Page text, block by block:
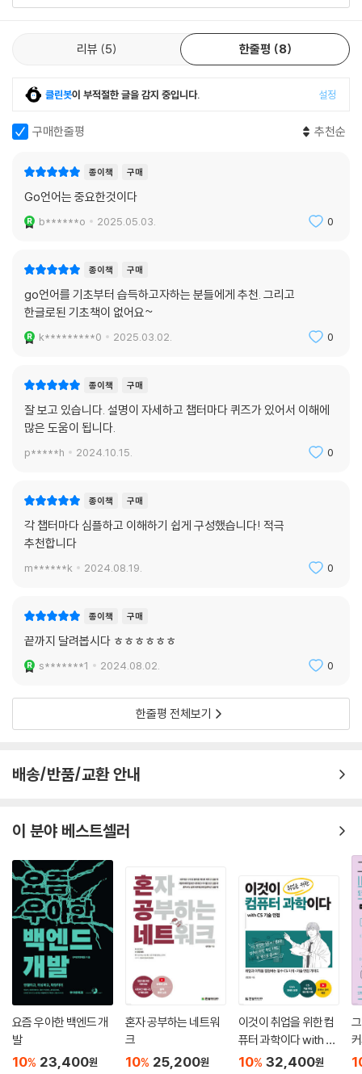
__18.1 인터페이스
__18.3 덕 타이핑
__18.5 인터페이스 변환하기
19 함수 고급편
__19.2 defer 지연 실행
__19.4 함수 리터럴
__20.1 리스트
__20.3 맵
__20.4 맵의 원리
핵심 요약 / 연습문제
21 에러 핸들링
__21.2 에러 타입
__21.3 패닉
핵심 요약 / 연습문제
22 고루틴과 동시성 프로그래밍
__22.2 고루틴 사용
__22.3 고루틴의 동작 방법
__22.5 뮤텍스를 이용한 동시성 문제 해결
__22.7 또 다른 자원 관리 기법
핵심 요약 / 연습문제
23 채널과 컨텍스트
핵심 요약 / 연습문제
24 제네릭 프로그래밍
__24.1 제네릭 프로그래밍 소개
__24.2 제네릭 함수
__24.3 제네릭 타입
__24.4 언제 제네릭 프로그래밍을 사용해야 하는가?
__24.5 제네릭을 사용해 만든 유용한 기본 패키지
핵심 요약 / 연습문제
25 [Project] 단어 검색 프로그램 만들기 ★★☆☆
__25.1 해법
__25.2 사전 지식
〈Stack Overflow Developer Survey 2023〉에 따르면 일반적으로 사
어 10위에 올랐습니다. 앞선 2020년에는 Go 언어는 사랑받는 언어 5위,
르기도 했습니다. 2024년 1분기 기준으로 깃허브에서 풀 리퀘스트가 많
위이며, 매년 순위가 상승 중입니다.
[Q] Go 언어, 열심히 활용하는 기업이나 프로젝트를 알려주세요.
로 구글에서
만든 마이크로서비스 오케스트레이션 시스템인 쿠버네티스가 있습니다.
구글 외 프로젝트에서는 컨테이너 시스템인 도커와 분산 DB 시스템인 코
크로치DB(CockroachDB)를 들 수 있습니다. 특히 드롭박스는 많은 버
그와 성능상 문제를 해결하려고 기존 파이썬에서 Go 언어로 전면 교체를
다. 손쉽게 마이크로서비스를 만들 수 있어서 마이크로서비스 시스템을 사
용하는 스타트업에서 인기가 높습니다.
됩니다. 특히 시스템 프로그래밍과 백엔드 프로그래밍에 많이 사용됩니다.
Go 언어는 쉽고 예외 상황이 적은 문법과 빠른 성능을 제공합니다. 2009
년에 발표된 이후 10년 넘게 일관되고 쉬운 문법이라는 기조를 유지해왔
습니다. 이런 특징 덕분에 빠른 개발이 필요한 스타트업과 높은 성능이 필
[Q] 마지막으로 독자께 깨알 책 자랑 부탁드립니다.
[A] 영광스럽게도 이 책은 2021년 세종도서 학술 부문에 선정되었습니다.
중학생 때 처음 프로그래밍 C 언어를 독학했습니다. 그 시절 멘토도 없이
말이죠. 중학생이던 나와 같은 처지에 있는 분께 올바르고 따뜻한 길을 제
Go 언어 1등 유튜버 Tucker가 더 체계적으로 Go 언어를 알려줍니다. 문
것이 목표입니다. Go 언어에 입문해, 네트워크 서버 프로그래밍과 성능 점
검과 개선 방법까지 안내해드립니다. 포기하지 않고 예제 하나하나를 타이
핑해가며 공부하면 반드시 목표를 달성할 수 있게 구성했습니다.
_1단계 가볍게 Go 입문하기
Go 언어 기본 문법을 알아봅시다. 기초가 튼튼해야 견고한 건축물을 지을
수 있듯 기본 문법을 제대로 익혀야 훌륭한 코드를 짤 수 있습니다. 1단계
끝에서는 ★ 하나 수준 초간단 프로젝트로 ‘숫자 맞추기’ 프로그램을 만들
어보며 마무리하겠습니다.
_2단계 고급 기법으로 Go 레벨업하기
리뷰 5 한줄평 8
클린봇이 부적절한 글을 감지 중입니다. 설정
구매한줄평 추천순
종이책 구매
Go언어는 중요한것이다
b******o 2025.05.03. 0
종이책 구매
go언어를 기초부터 습득하고자하는 분들에게 추천. 그리고
한글로된 기초책이 없어요~
k*********0 2025.03.02. 0
종이책 구매
잘 보고 있습니다. 설명이 자세하고 챕터마다 퀴즈가 있어서 이해에
많은 도움이 됩니다.
p*****h 2024.10.15. 0
종이책 구매
각 챕터마다 심플하고 이해하기 쉽게 구성했습니다! 적극
추천합니다
m******k 2024.08.19. 0
종이책 구매
끝까지 달려봅시다 ㅎㅎㅎㅎㅎㅎ
s*******1 2024.08.02. 0
한줄평 전체보기
배송/반품/교환 안내
이 분야 베스트셀러
요즘 우아한 백엔드 개
발
10% 23,400원
혼자 공부하는 네트워
크
10% 25,200원
이것이 취업을 위한 컴
퓨터 과학이다 with C
S 기술 면접
10% 32,400원